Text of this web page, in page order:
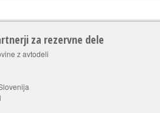
za rezervne dele
z avtodeli